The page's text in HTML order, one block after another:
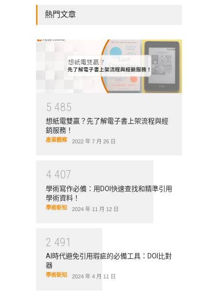
熱門文章
5 485
想紙電雙贏？先了解電子書上架流程與經
銷服務！
產業觀察 2022 年 7 月 26 日
4 407
學術寫作必備：用DOI快速查找和精準引用
學術資料！
學術新知 2024 年 11 月 12 日
2 491
AI時代避免引用瑕疵的必備工具：DOI比對
器
學術新知 2024 年 4 月 11 日